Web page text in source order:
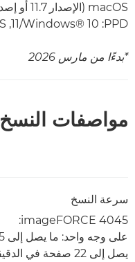
macOS (الإصدار 11.7 أو إصدار أحدث)
PPD:‏ Windows® 10‏/11, macOS (الإصدار 11.7 أو إصدار أحدث)
*بدءًا من مارس 2026
مواصفات النسخ
سرعة النسخ
imageFORCE 4045: